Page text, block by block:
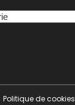
Politique de cookies